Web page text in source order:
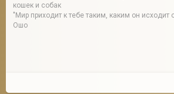
кошек и собак
"Мир приходит к тебе таким, каким он исходит
Ошо